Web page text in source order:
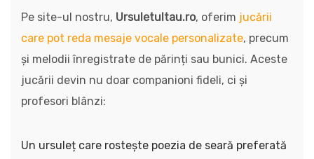
Pe site-ul nostru, Ursuletultau.ro, oferim jucării
care pot reda mesaje vocale personalizate, precum
și melodii înregistrate de părinți sau bunici. Aceste
jucării devin nu doar companioni fideli, ci și
profesori blânzi:
Un ursuleț care rostește poezia de seară preferată